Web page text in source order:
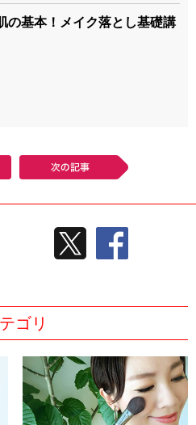
の基本！メイク落とし基礎講
前の記事
TWEETする
ゴリ